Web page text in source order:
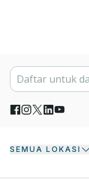
SEMUA LOKASI